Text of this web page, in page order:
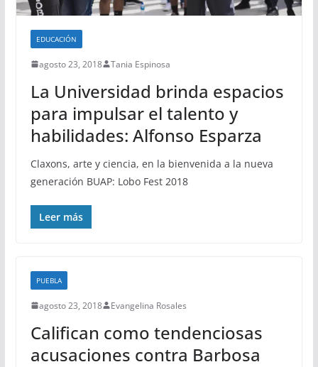
EDUCACIÓN
agosto 23, 2018 Tania Espinosa
La Universidad brinda espacios
para impulsar el talento y
habilidades: Alfonso Esparza
Claxons, arte y ciencia, en la bienvenida a la nueva
generación BUAP: Lobo Fest 2018
Leer más
PUEBLA
agosto 23, 2018 Evangelina Rosales
Califican como tendenciosas
acusaciones contra Barbosa